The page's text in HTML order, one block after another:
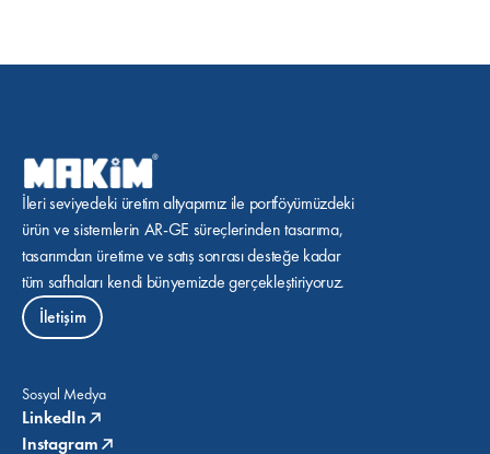
İleri seviyedeki üretim altyapımız ile portföyümüzdeki
ürün ve sistemlerin AR-GE süreçlerinden tasarıma,
tasarımdan üretime ve satış sonrası desteğe kadar
tüm safhaları kendi bünyemizde gerçekleştiriyoruz.
İletişim
Sosyal Medya
LinkedIn
Instagram